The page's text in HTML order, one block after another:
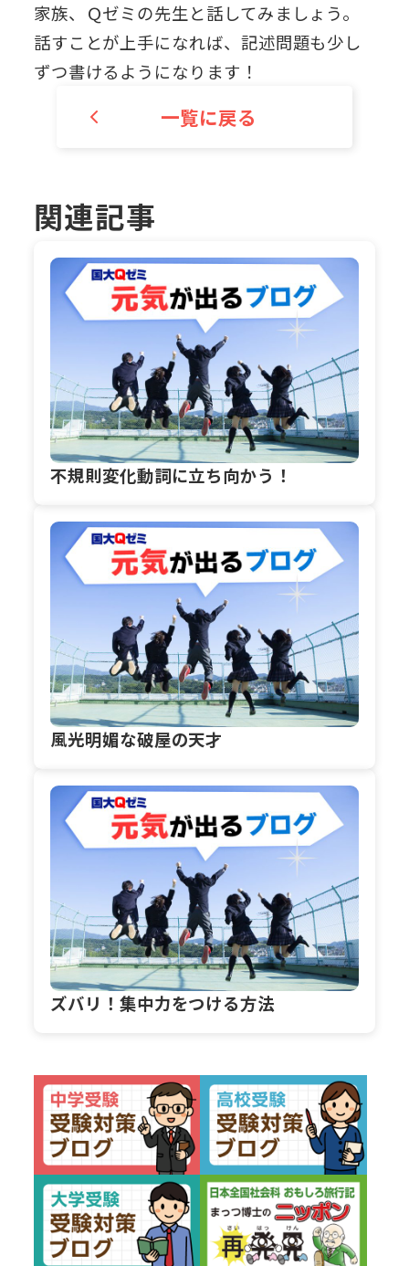
家族、Ｑゼミの先生と話してみましょう。
話すことが上手になれば、記述問題も少し
ずつ書けるようになります！
一覧に戻る
関連記事
不規則変化動詞に立ち向かう！
風光明媚な破屋の天才
ズバリ！集中力をつける方法